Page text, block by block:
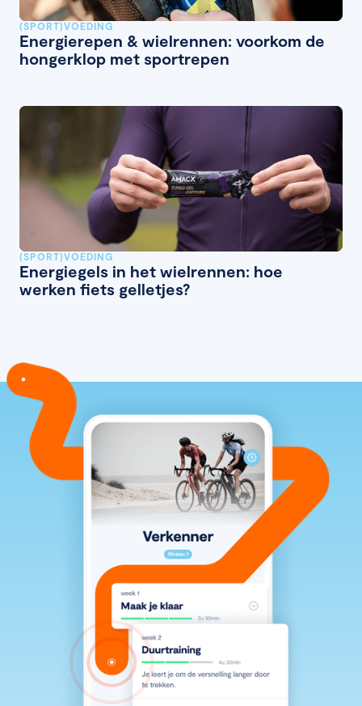
(SPORT)VOEDING
Energierepen & wielrennen: voorkom de
hongerklop met sportrepen
(SPORT)VOEDING
Energiegels in het wielrennen: hoe
werken fiets gelletjes?